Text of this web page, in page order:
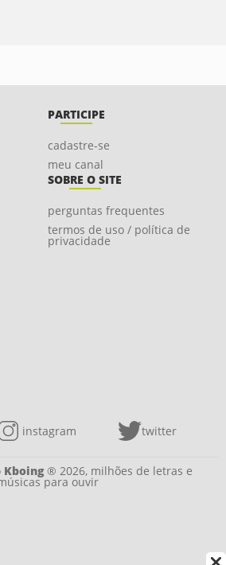
PARTICIPE
cadastre-se
meu canal
SOBRE O SITE
perguntas frequentes
termos de uso / política de
privacidade
instagram twitter
Kboing® 2026, milhões de letras e
para ouvir